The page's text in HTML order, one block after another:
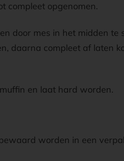
compleet opgenomen.
door mes in het midden te
daarna compleet af laten
en laat hard worden.
worden in een